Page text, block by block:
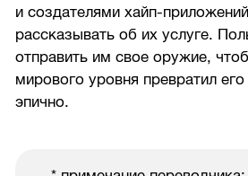
и создателями хайп-
рассказывать об их услуге.
отправить им свое оружие,
мирового уровня превратил
эпично.